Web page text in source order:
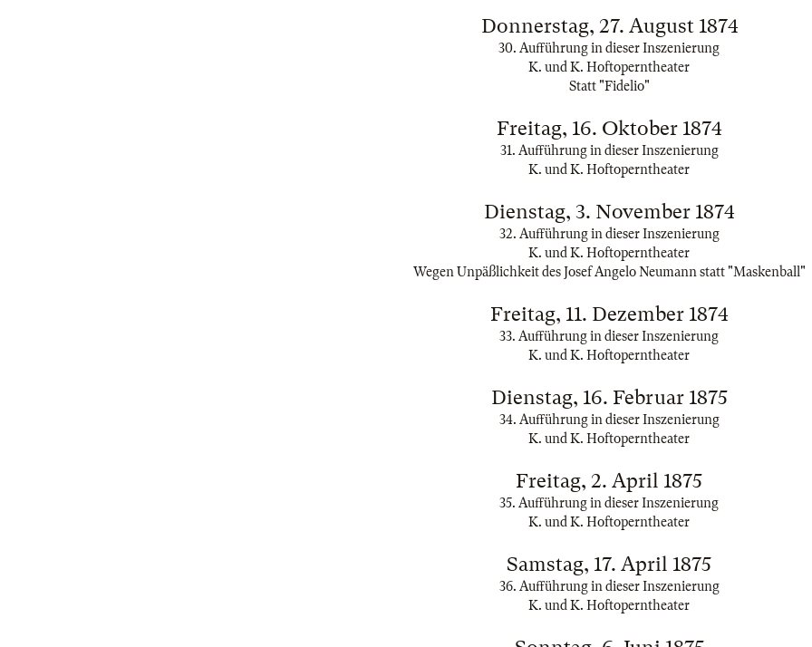
Donnerstag, 27. August 1874
30. Aufführung in dieser Inszenierung
K. und K. Hoftoperntheater
Statt "Fidelio"
Freitag, 16. Oktober 1874
31. Aufführung in dieser Inszenierung
K. und K. Hoftoperntheater
Dienstag, 3. November 1874
32. Aufführung in dieser Inszenierung
K. und K. Hoftoperntheater
Wegen Unpäßlichkeit des Josef Angelo Neumann statt "Maskenball"
Freitag, 11. Dezember 1874
33. Aufführung in dieser Inszenierung
K. und K. Hoftoperntheater
Dienstag, 16. Februar 1875
34. Aufführung in dieser Inszenierung
K. und K. Hoftoperntheater
Freitag, 2. April 1875
35. Aufführung in dieser Inszenierung
K. und K. Hoftoperntheater
Samstag, 17. April 1875
36. Aufführung in dieser Inszenierung
K. und K. Hoftoperntheater